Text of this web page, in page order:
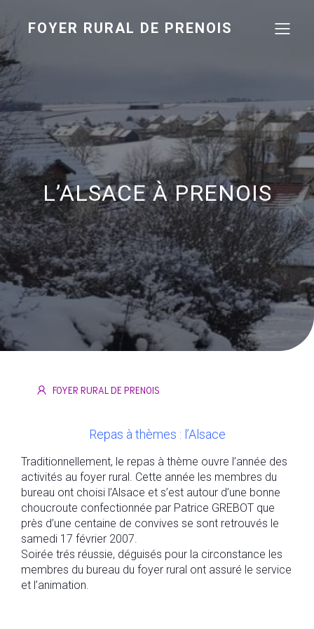
FOYER RURAL DE PRENOIS
L’ALSACE À PRENOIS
FOYER RURAL DE PRENOIS
Repas à thèmes : l’Alsace
Traditionnellement, le repas à thème ouvre l’année des
activités au foyer rural. Cette année les membres du
bureau ont choisi l’Alsace et s’est autour d’une bonne
choucroute confectionnée par Patrice GREBOT que
près d’une centaine de convives se sont retrouvés le
samedi 17 février 2007.
Soirée trés réussie, déguisés pour la circonstance les
membres du bureau du foyer rural ont assuré le service
et l’animation.